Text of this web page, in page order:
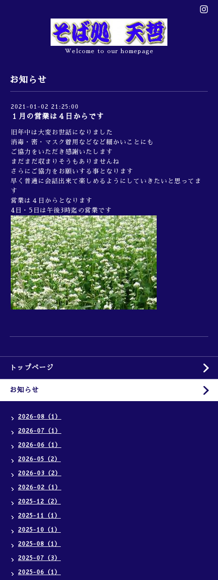
Welcome to our homepage
お知らせ
2021-01-02 21:25:00
１月の営業は４日からです
旧年中は大変お世話になりました
消毒・密・マスク着用などなど細かいことにも
ご協力をいただき感謝いたします
まだまだ収まりそうもありませんね
さらにご協力をお願いする事となります
早く普通に会話出来て楽しめるようにしていきたいと思ってま
す
営業は４日からとなります
4日・5日は午後3時迄の営業です
トップページ
お知らせ
2026-08（1）
2026-07（1）
2026-06（1）
2026-05（2）
2026-03（2）
2026-02（1）
2025-12（2）
2025-11（1）
2025-10（1）
2025-08（1）
2025-07（3）
2025-06（1）